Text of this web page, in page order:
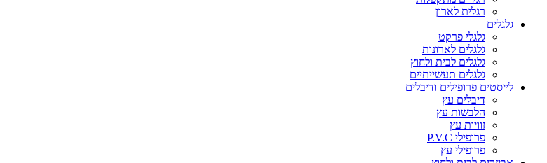
רגלית לארון
גלגלים
גלגלי פרקט
גלגלים לארונות
גלגלים לבית ולחוץ
גלגלים תעשייתיים
לייסטים פרופילים ודיבלים
דיבלים עץ
הלבשות עץ
זוויות עץ
פרופילי P.V.C
פרופילי עץ